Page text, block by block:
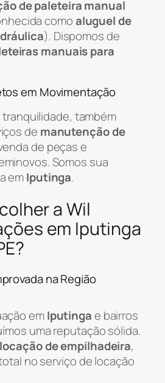
de paleteira manual
comoaluguel de
). Dispomos de
manuais para
em Movimentação
tranquilidade, também
de manutenção de
de peças e
Somos sua
emIputinga.
a Wil
em Iputinga
na Região
emIputingae bairros
uma reputação sólida.
locação de empilhadeira,
no serviço de locação